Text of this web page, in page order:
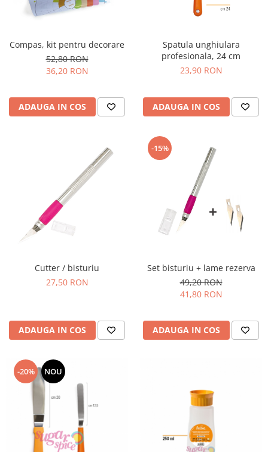
Compas, kit pentru decorare
52,80 RON
36,20 RON
ADAUGA IN COS
Spatula unghiulara
profesionala, 24 cm
23,90 RON
ADAUGA IN COS
Cutter / bisturiu
27,50 RON
ADAUGA IN COS
-15%
Set bisturiu + lame rezerva
49,20 RON
41,80 RON
ADAUGA IN COS
-20% NOU